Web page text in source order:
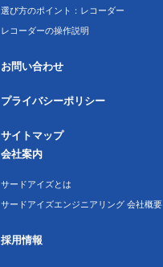
選び方のポイント：レコーダー
レコーダーの操作説明
お問い合わせ
プライバシーポリシー
サイトマップ
会社案内
サードアイズとは
サードアイズエンジニアリング 会社概要
採用情報